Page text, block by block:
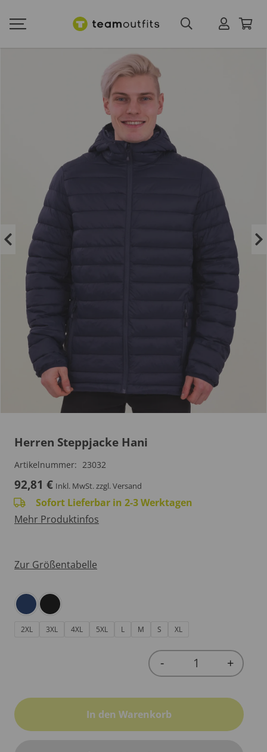
Herren Steppjacke Hani
Artikelnummer: 23032
92,81 € Inkl. MwSt.zzgl. Versand
Sofort Lieferbar in 2-3 Werktagen
Mehr Produktinfos
Zur Größentabelle
2XL 3XL 4XL 5XL L M S XL
Quantity
- +
In den Warenkorb